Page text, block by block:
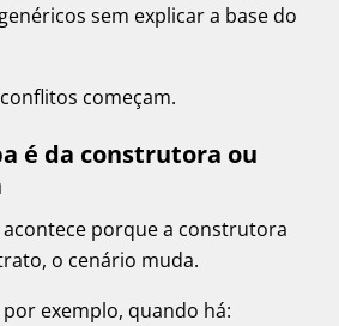
sem explicar a base do
começam.
é da construtora ou
porque a construtora
o cenário muda.
exemplo, quando há: